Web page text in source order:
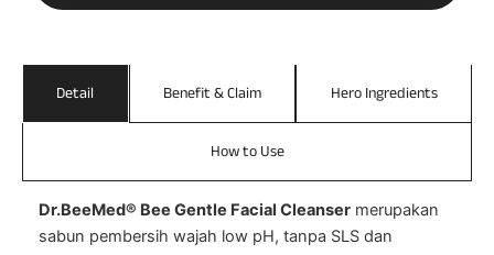
Detail Benefit & Claim
Hero Ingredients
How to Use
Dr.BeeMed® Bee Gentle Facial Cleansermerupakan
sabun pembersih wajah low pH, tanpa SLS dan